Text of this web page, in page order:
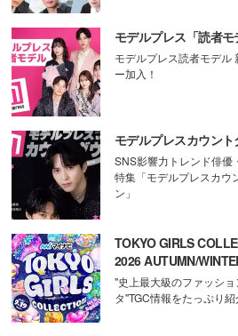
モデルプレス「読者モ
モデルプレス読者モデル
ー加入！
モデルプレスカウント
SNS影響力トレンド俳優
特集「モデルプレスカウ
ン」
TOKYO GIRLS
2026 AUTUMN/
デルプレス
"史上最大級のファッショ
タ"TGC情報をたっぷり紹